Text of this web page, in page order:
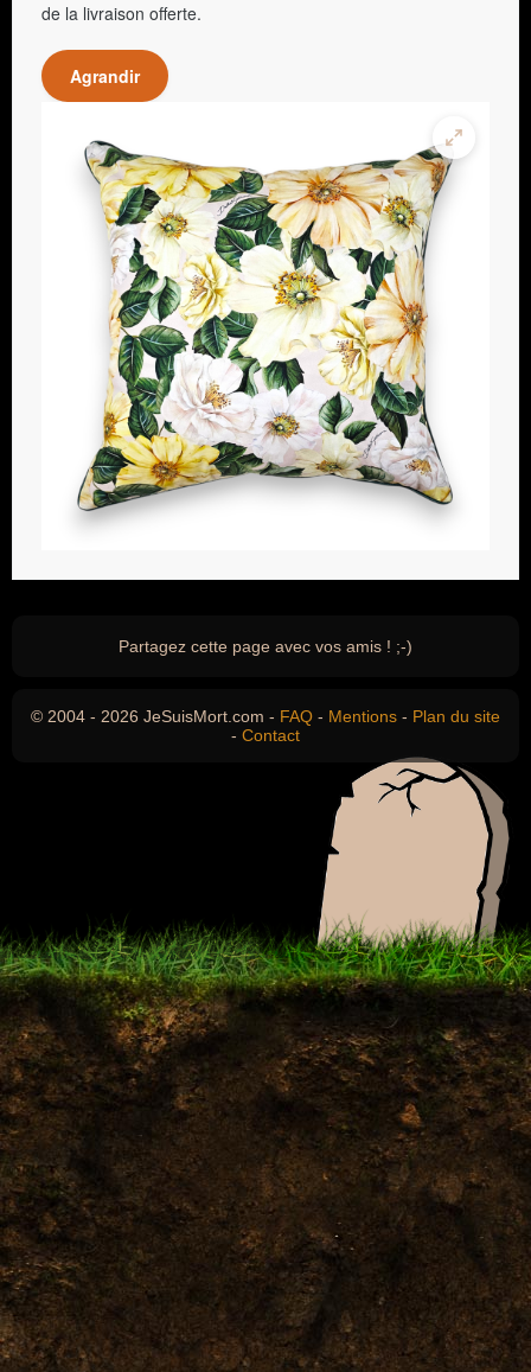
de la livraison offerte.
Agrandir
Partagez cette page avec vos amis ! ;-)
© 2004 - 2026 JeSuisMort.com - FAQ - Mentions - Plan du site
- Contact